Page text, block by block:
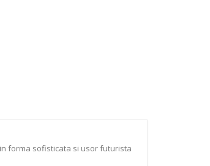
forma sofisticata si usor futurista